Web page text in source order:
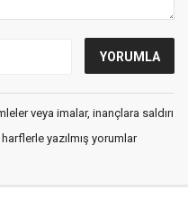
veya imalar, inançlara saldırı
yazılmış yorumlar